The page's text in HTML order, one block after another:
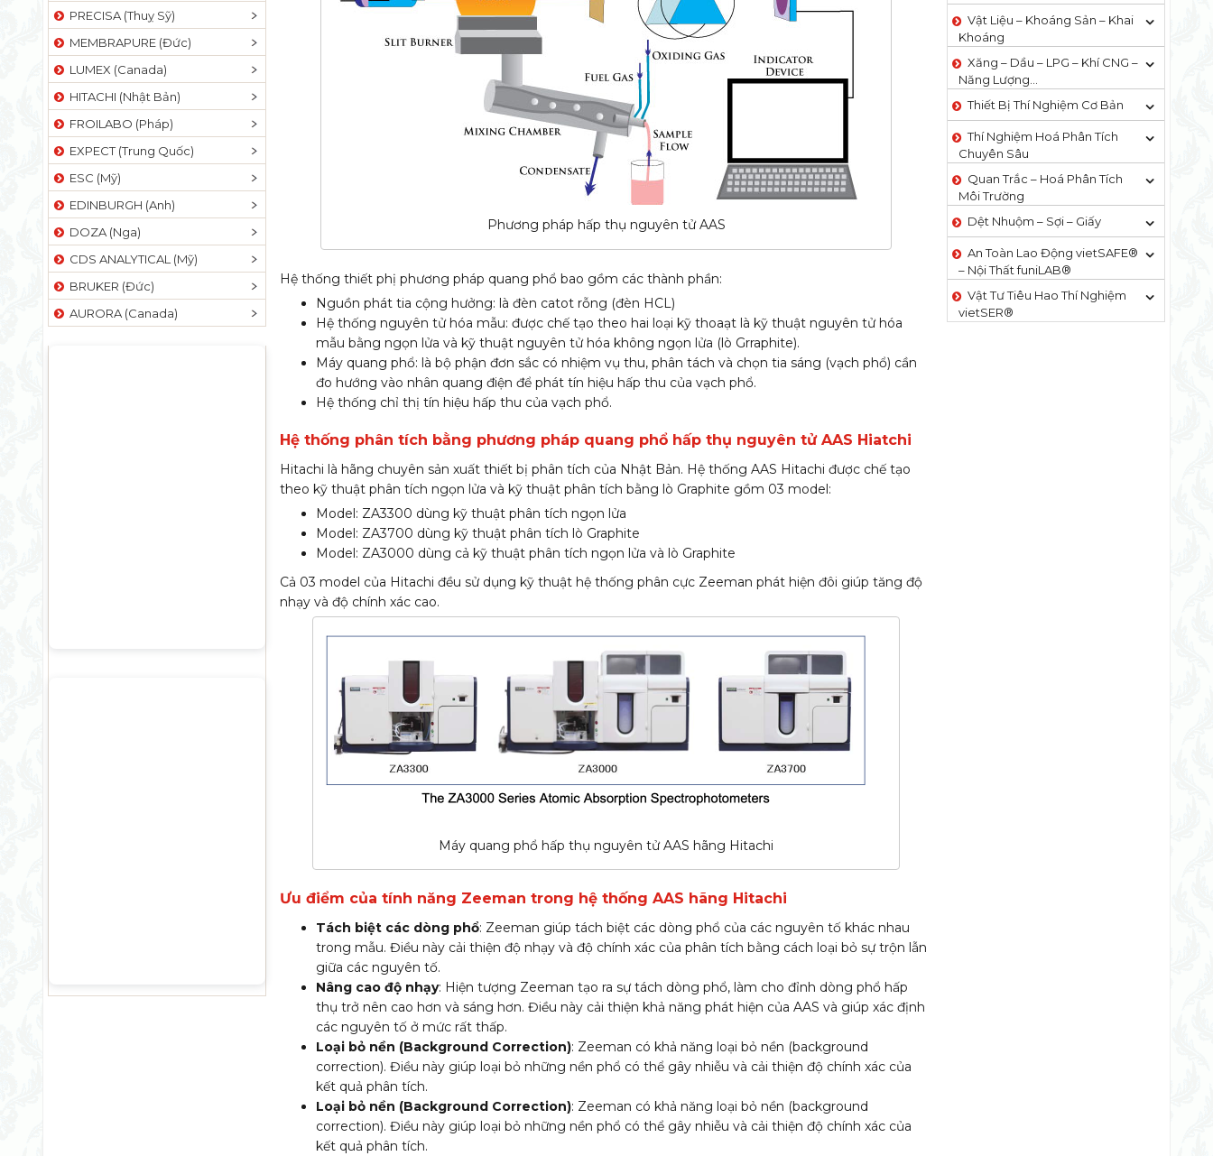
PRECISA (Thuỵ Sỹ)
MEMBRAPURE (Đức)
LUMEX (Canada)
HITACHI (Nhật Bản)
FROILABO (Pháp)
EXPECT (Trung Quốc)
ESC (Mỹ)
EDINBURGH (Anh)
DOZA (Nga)
CDS ANALYTICAL (Mỹ)
BRUKER (Đức)
AURORA (Canada)
Phương pháp hấp thụ nguyên tử AAS
Hệ thống thiết phị phương pháp quang phổ bao gồm các thành phần:
Nguồn phát tia cộng hưởng: là đèn catot rỗng (đèn HCL)
Hệ thống nguyên tử hóa mẫu: được chế tạo theo hai loại kỹ thoaạt là kỹ thuật nguyên tử hóa
mẫu bằng ngọn lửa và kỹ thuật nguyên tử hóa không ngọn lửa (lò Grraphite).
Máy quang phổ: là bộ phận đơn sắc có nhiệm vụ thu, phân tách và chọn tia sáng (vạch phổ) cần
đo hướng vào nhân quang điện để phát tín hiệu hấp thu của vạch phổ.
Hệ thống chỉ thị tín hiệu hấp thu của vạch phổ.
Hệ thống phân tích bằng phương pháp quang phổ hấp thụ nguyên tử AAS Hiatchi
Hitachi là hãng chuyên sản xuất thiết bị phân tích của Nhật Bản. Hệ thống AAS Hitachi được chế tạo
theo kỹ thuật phân tích ngọn lửa và kỹ thuật phân tích bằng lò Graphite gồm 03 model:
Model: ZA3300 dùng kỹ thuật phân tích ngọn lửa
Model: ZA3700 dùng kỹ thuật phân tích lò Graphite
Model: ZA3000 dùng cả kỹ thuật phân tích ngọn lửa và lò Graphite
Cả 03 model của Hitachi đều sử dụng kỹ thuật hệ thống phân cực Zeeman phát hiện đôi giúp tăng độ
nhạy và độ chính xác cao.
Máy quang phổ hấp thụ nguyên tử AAS hãng Hitachi
Ưu điểm của tính năng Zeeman trong hệ thống AAS hãng Hitachi
Tách biệt các dòng phổ: Zeeman giúp tách biệt các dòng phổ của các nguyên tố khác nhau
trong mẫu. Điều này cải thiện độ nhạy và độ chính xác của phân tích bằng cách loại bỏ sự trộn lẫn
giữa các nguyên tố.
Nâng cao độ nhạy: Hiện tượng Zeeman tạo ra sự tách dòng phổ, làm cho đỉnh dòng phổ hấp
thụ trở nên cao hơn và sáng hơn. Điều này cải thiện khả năng phát hiện của AAS và giúp xác định
các nguyên tố ở mức rất thấp.
Loại bỏ nền (Background Correction): Zeeman có khả năng loại bỏ nền (background
correction). Điều này giúp loại bỏ những nền phổ có thể gây nhiễu và cải thiện độ chính xác của
kết quả phân tích.
Loại bỏ nền (Background Correction): Zeeman có khả năng loại bỏ nền (background
correction). Điều này giúp loại bỏ những nền phổ có thể gây nhiễu và cải thiện độ chính xác của
kết quả phân tích.
Vật Liệu – Khoáng Sản – Khai
Khoáng
Xăng – Dầu – LPG – Khí CNG –
Năng Lượng…
Thiết Bị Thí Nghiệm Cơ Bản
Thí Nghiệm Hoá Phân Tích
Chuyên Sâu
Quan Trắc – Hoá Phân Tích
Môi Trường
Dệt Nhuộm – Sợi – Giấy
An Toàn Lao Động vietSAFE®
– Nội Thất funiLAB®
Vật Tư Tiêu Hao Thí Nghiệm
vietSER®